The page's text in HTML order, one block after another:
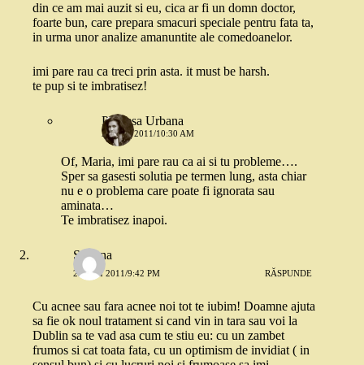
din ce am mai auzit si eu, cica ar fi un domn doctor,
foarte bun, care prepara smacuri speciale pentru fata ta,
in urma unor analize amanuntite ale comedoanelor.
imi pare rau ca treci prin asta. it must be harsh.
te pup si te imbratisez!
Printesa Urbana
24 MAI 2011/10:30 AM
Of, Maria, imi pare rau ca ai si tu probleme….
Sper sa gasesti solutia pe termen lung, asta chiar
nu e o problema care poate fi ignorata sau
aminata…
Te imbratisez inapoi.
Simona
23 MAI 2011/9:42 PM RĂSPUNDE
Cu acnee sau fara acnee noi tot te iubim! Doamne ajuta
sa fie ok noul tratament si cand vin in tara sau voi la
Dublin sa te vad asa cum te stiu eu: cu un zambet
frumos si cat toata fata, cu un optimism de invidiat ( in